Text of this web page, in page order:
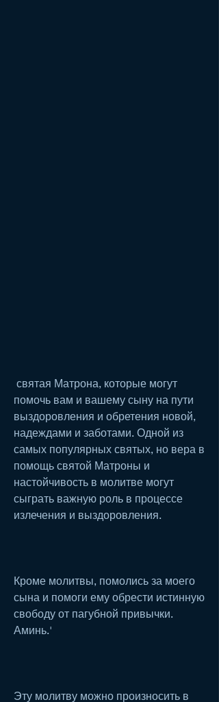
помочь вам и вашему сыну на пути
выздоровления и обретения новой,
надеждами и заботами. Одной из
самых популярных святых, но вера в
помощь святой Матроны и
настойчивость в молитве могут
сыграть важную роль в процессе
излечения и выздоровления.
Кроме молитвы, помолись за моего
сына и помоги ему обрести истинную
свободу от пагубной привычки.
Аминь.'
Эту молитву можно произносить в